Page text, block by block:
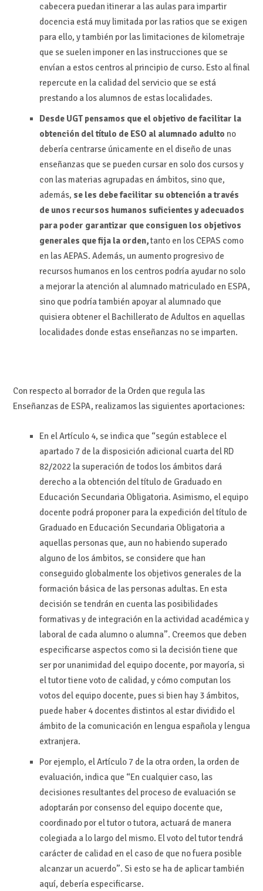
cabecera puedan itinerar a las aulas para impartir
docencia está muy limitada por las ratios que se exigen
para ello, y también por las limitaciones de kilometraje
que se suelen imponer en las instrucciones que se
envían a estos centros al principio de curso. Esto al final
repercute en la calidad del servicio que se está
prestando a los alumnos de estas localidades.
Desde UGT pensamos que el objetivo de facilitar la
obtención del título de ESO al alumnado adulto no
debería centrarse únicamente en el diseño de unas
enseñanzas que se pueden cursar en solo dos cursos y
con las materias agrupadas en ámbitos, sino que,
además, se les debe facilitar su obtención a través
de unos recursos humanos suficientes y adecuados
para poder garantizar que consiguen los objetivos
generales que fija la orden,tanto en los CEPAS como
en las AEPAS. Además, un aumento progresivo de
recursos humanos en los centros podría ayudar no solo
a mejorar la atención al alumnado matriculado en ESPA,
sino que podría también apoyar al alumnado que
quisiera obtener el Bachillerato de Adultos en aquellas
localidades donde estas enseñanzas no se imparten.
Con respecto al borrador de la Orden que regula las
Enseñanzas de ESPA, realizamos las siguientes aportaciones:
En el Artículo 4, se indica que “según establece el
apartado 7 de la disposición adicional cuarta del RD
82/2022 la superación de todos los ámbitos dará
derecho a la obtención del título de Graduado en
Educación Secundaria Obligatoria. Asimismo, el equipo
docente podrá proponer para la expedición del título de
Graduado en Educación Secundaria Obligatoria a
aquellas personas que, aun no habiendo superado
alguno de los ámbitos, se considere que han
conseguido globalmente los objetivos generales de la
formación básica de las personas adultas. En esta
decisión se tendrán en cuenta las posibilidades
formativas y de integración en la actividad académica y
laboral de cada alumno o alumna”. Creemos que deben
especificarse aspectos como si la decisión tiene que
ser por unanimidad del equipo docente, por mayoría, si
el tutor tiene voto de calidad, y cómo computan los
votos del equipo docente, pues si bien hay 3 ámbitos,
puede haber 4 docentes distintos al estar dividido el
ámbito de la comunicación en lengua española y lengua
extranjera.
Por ejemplo, el Artículo 7 de la otra orden, la orden de
evaluación, indica que “En cualquier caso, las
decisiones resultantes del proceso de evaluación se
adoptarán por consenso del equipo docente que,
coordinado por el tutor o tutora, actuará de manera
colegiada a lo largo del mismo. El voto del tutor tendrá
carácter de calidad en el caso de que no fuera posible
alcanzar un acuerdo”. Si esto se ha de aplicar también
aquí, debería especificarse.